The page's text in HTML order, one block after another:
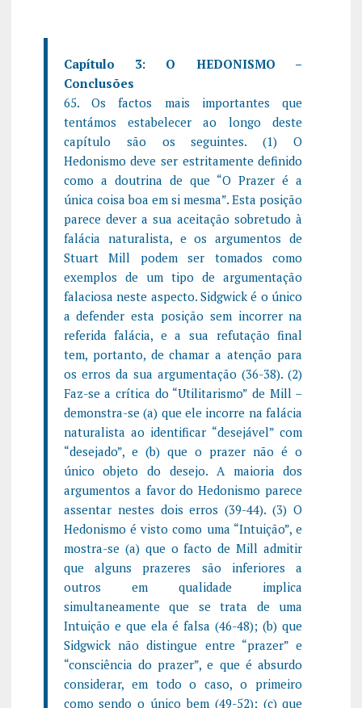
Capítulo 3: O HEDONISMO –
Conclusões
65. Os factos mais importantes que
tentámos estabelecer ao longo deste
capítulo são os seguintes. (1) O
Hedonismo deve ser estritamente definido
como a doutrina de que “O Prazer é a
única coisa boa em si mesma”. Esta posição
parece dever a sua aceitação sobretudo à
falácia naturalista, e os argumentos de
Stuart Mill podem ser tomados como
exemplos de um tipo de argumentação
falaciosa neste aspecto. Sidgwick é o único
a defender esta posição sem incorrer na
referida falácia, e a sua refutação final
tem, portanto, de chamar a atenção para
os erros da sua argumentação (36-38). (2)
Faz-se a crítica do “Utilitarismo” de Mill –
demonstra-se (a) que ele incorre na falácia
naturalista ao identificar “desejável” com
“desejado”, e (b) que o prazer não é o
único objeto do desejo. A maioria dos
argumentos a favor do Hedonismo parece
assentar nestes dois erros (39-44). (3) O
Hedonismo é visto como uma “Intuição”, e
mostra-se (a) que o facto de Mill admitir
que alguns prazeres são inferiores a
outros em qualidade implica
simultaneamente que se trata de uma
Intuição e que ela é falsa (46-48); (b) que
Sidgwick não distingue entre “prazer” e
“consciência do prazer”, e que é absurdo
considerar, em todo o caso, o primeiro
como sendo o único bem (49-52); (c) que